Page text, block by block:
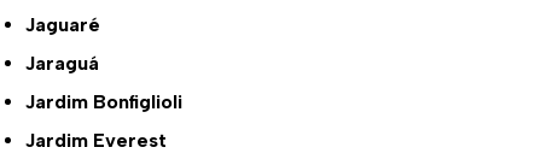
Jaguaré
Jaraguá
Jardim Bonfiglioli
Jardim Everest